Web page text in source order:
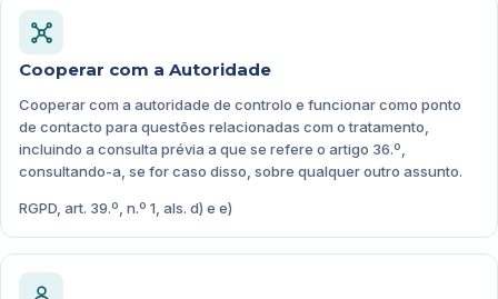
Cooperar com a Autoridade
Cooperar com a autoridade de controlo e funcionar como ponto
de contacto para questões relacionadas com o tratamento,
incluindo a consulta prévia a que se refere o artigo 36.º,
consultando-a, se for caso disso, sobre qualquer outro assunto.
RGPD, art. 39.º, n.º 1, als. d) e e)